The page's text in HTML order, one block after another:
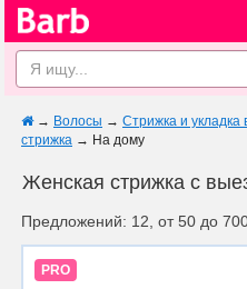
→ Волосы → Стрижка и
стрижка → На дому
Женская стрижка с
Предложений: 12, от 50 до
PRO